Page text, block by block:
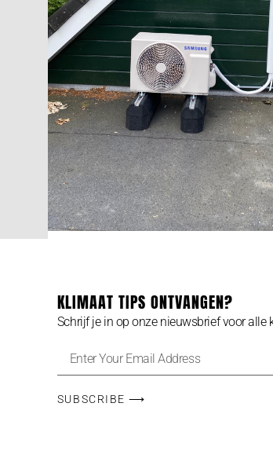
KLIMAAT TIPS ONTVANGEN?
Schrijf je in op onze nieuwsbrief voor alle
SUBSCRIBE ⟶